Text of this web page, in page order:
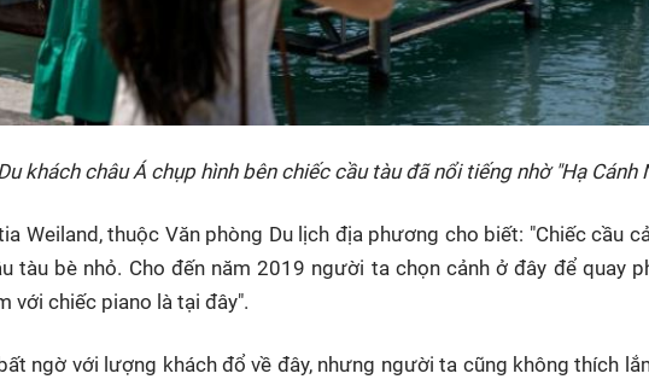
khách châu Á chụp hình bên chiếc cầu tàu đã nổi tiếng nhờ "Hạ Cánh
Weiland, thuộc Văn phòng Du lịch địa phương cho biết: "Chiếc cầu
tàu bè nhỏ. Cho đến năm 2019 người ta chọn cảnh ở đây để quay
với chiếc piano là tại đây".
ngờ với lượng khách đổ về đây, nhưng người ta cũng không thích